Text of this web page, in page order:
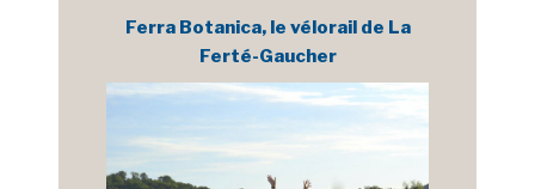
Ferra Botanica, le vélorail de La
Ferté-Gaucher